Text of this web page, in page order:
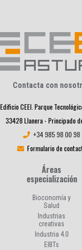
Contacta con
Edificio CEEI. Parque
33428 Llanera - Principado
+34 985 98 00 98
Formulario de
Áreas
especialización
Bioconomía y
Salud
Industrias
creativas
Industria 4.0
EIBTs